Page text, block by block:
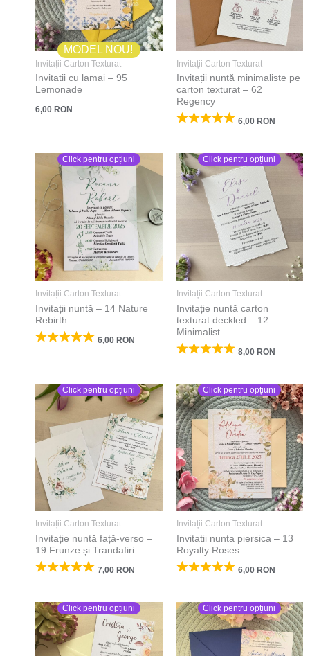
MODEL NOU!
Invitații Carton Texturat
Invitatii cu lamai – 95
Lemonade
6,00 RON
Invitații Carton Texturat
Invitații nuntă minimaliste pe
carton texturat – 62
Regency
6,00 RON
Click pentru opțiuni
Invitații Carton Texturat
Invitații nuntă – 14 Nature
Rebirth
6,00 RON
Click pentru opțiuni
Invitații Carton Texturat
Invitație nuntă carton
texturat deckled – 12
Minimalist
8,00 RON
Click pentru opțiuni
Invitații Carton Texturat
Invitație nuntă față-verso –
19 Frunze și Trandafiri
7,00 RON
Click pentru opțiuni
Invitații Carton Texturat
Invitatii nunta piersica – 13
Royalty Roses
6,00 RON
Click pentru opțiuni Click pentru opțiuni